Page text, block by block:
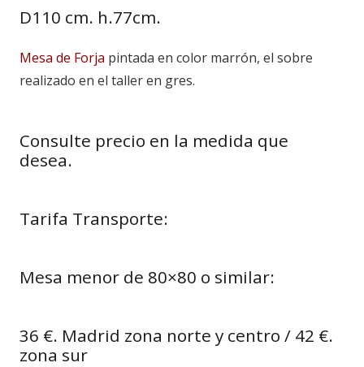
D110 cm. h.77cm.
Mesa de Forja pintada en color marrón, el sobre
realizado en el taller en gres.
Consulte precio en la medida que
desea.
Tarifa Transporte:
Mesa menor de 80×80 o similar:
36 €. Madrid zona norte y centro / 42 €.
zona sur